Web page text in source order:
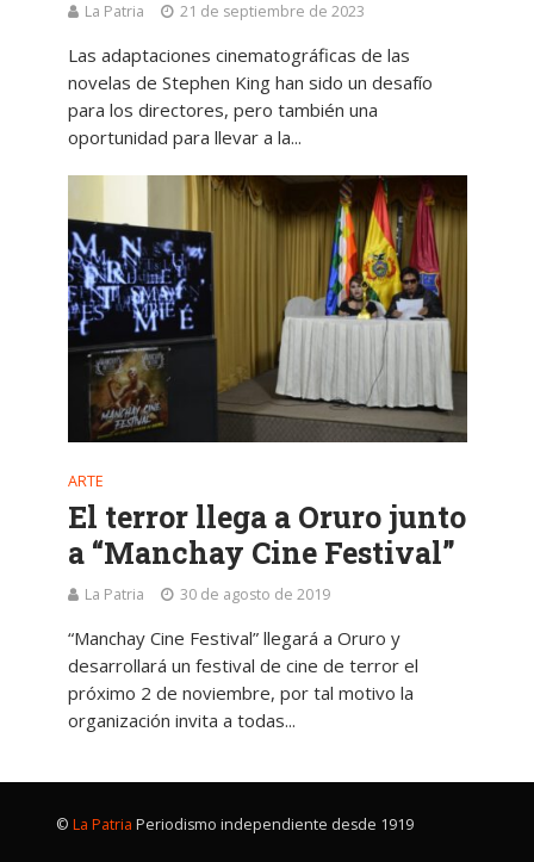
La Patria 21 de septiembre de 2023
Las adaptaciones cinematográficas de las
novelas de Stephen King han sido un desafío
para los directores, pero también una
oportunidad para llevar a la...
ARTE
El terror llega a Oruro junto
a “Manchay Cine Festival”
La Patria 30 de agosto de 2019
“Manchay Cine Festival” llegará a Oruro y
desarrollará un festival de cine de terror el
próximo 2 de noviembre, por tal motivo la
organización invita a todas...
© La Patria Periodismo independiente desde 1919